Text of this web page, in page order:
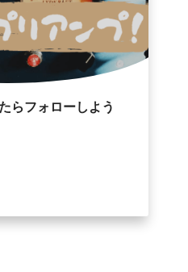
らフォローしよう